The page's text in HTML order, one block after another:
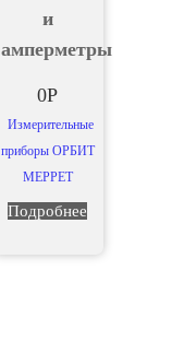
и
амперметры
0Р
Измерительные
приборы ОРБИТ
МЕРРЕТ
Подробнее